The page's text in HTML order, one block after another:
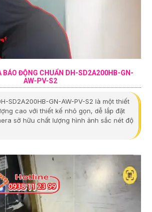
BÁO ĐỘNG CHUẨN DH-SD2A200HB-GN-
AW-PV-S2
SD2A200HB-GN-AW-PV-S2 là một thiết
cao với thiết kế nhỏ gọn, dễ lắp đặt
sở hữu chất lượng hình ảnh sắc nét độ